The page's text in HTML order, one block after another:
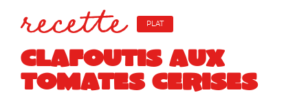
recette PLAT
CLAFOUTIS AUX
TOMATES CERISES